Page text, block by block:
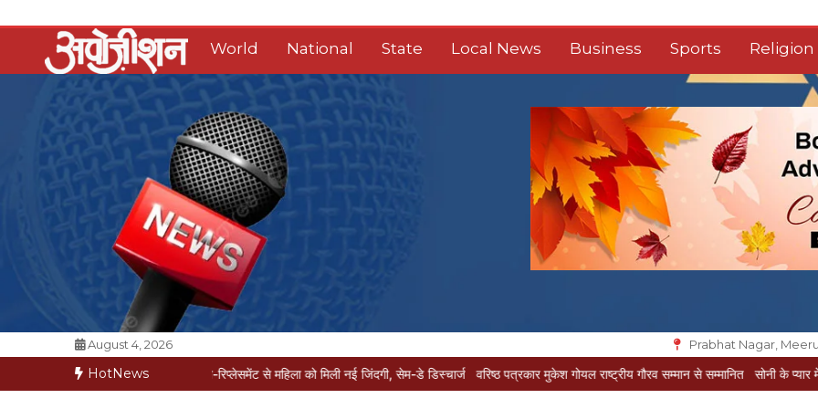
to
content
World National State Local News Business Sports Religion
Opposition Digital
August 4, 2026 Prabhat Nagar,
HotNews
मौत की कगार पर मैक्स में नी-रिप्लेसमेंट से महिला को मिली नई जिंदगी, सेम-डे डिस्चार्ज वरिष्ठ पत्रकार मुकेश गोयल राष्ट्रीय गौरव सम्मान से सम्मानित सोनी के प्यार में दीवानी सीता